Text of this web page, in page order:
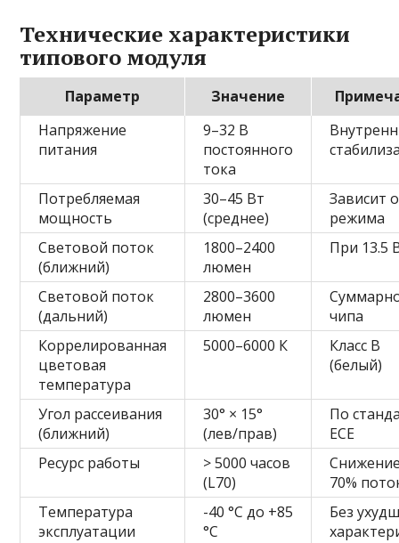
Технические характеристики
типового модуля
Параметр Значение
Напряжение
питания
9–32 В
постоянного
тока
Потребляемая
мощность
30–45 Вт
(среднее)
Зависит
режима
Световой поток
(ближний)
1800–2400
люмен
При 13.5
Световой поток
(дальний)
2800–3600
люмен
чипа
Коррелированная
цветовая
температура
5000–6000 К
Класс B
(белый)
Угол рассеивания
(ближний)
30° × 15°
(лев/прав)
По
ECE
Ресурс работы
> 5000 часов
(L70)
70%
Температура
эксплуатации
-40 °C до +85
°C
Без